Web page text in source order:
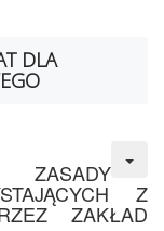
DLA
Z
ZAKŁAD